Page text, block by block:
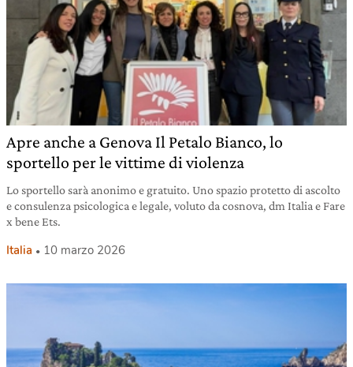
Apre anche a Genova Il Petalo Bianco, lo
sportello per le vittime di violenza
Lo sportello sarà anonimo e gratuito. Uno spazio protetto di ascolto
e consulenza psicologica e legale, voluto da cosnova, dm Italia e Fare
x bene Ets.
Italia 10 marzo 2026